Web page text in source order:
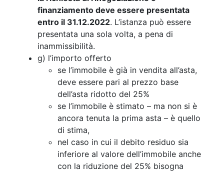
finanziamento deve essere presentata
entro il 31.12.2022. L’istanza può essere
presentata una sola volta, a pena di
inammissibilità.
g) l’importo offerto
se l’immobile è già in vendita all’asta,
deve essere pari al prezzo base
dell’asta ridotto del 25%
se l’immobile è stimato – ma non si è
ancora tenuta la prima asta – è quello
di stima,
nel caso in cui il debito residuo sia
inferiore al valore dell’immobile anche
con la riduzione del 25% bisogna